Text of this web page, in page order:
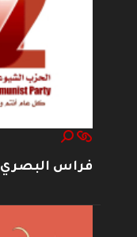
فراس البصري